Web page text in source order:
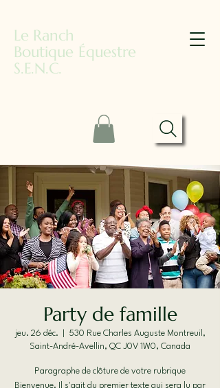
Le Ranch
Boutique Équestre
S.E.N.C.
Party de famille
jeu. 26 déc.
530 Rue Charles Auguste Montreuil,
Saint-André-Avellin, QC J0V 1W0, Canada
Paragraphe de clôture de votre rubrique
Bienvenue. Il s'agit du premier texte qui sera lu par